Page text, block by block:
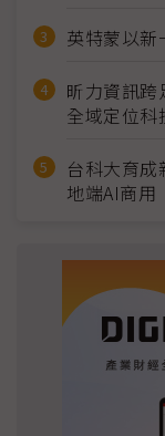
英特蒙以新
昕力資訊
全域定位科
台科大育成
地端AI商用